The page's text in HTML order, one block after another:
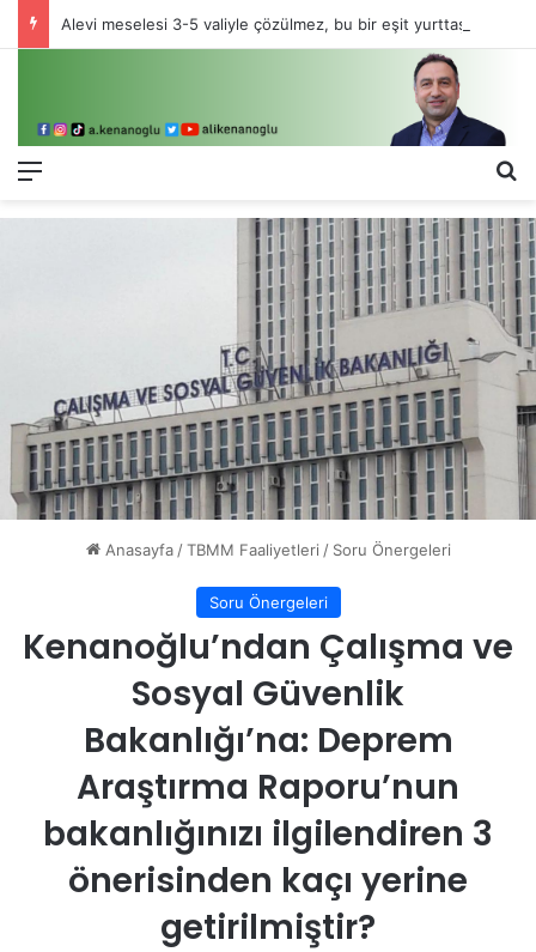
Menü
Anasayfa / TBMM Faaliyetleri / Soru Önergeleri
Soru Önergeleri
Kenanoğlu’ndan Çalışma ve
Sosyal Güvenlik
Bakanlığı’na: Deprem
Araştırma Raporu’nun
bakanlığınızı ilgilendiren 3
önerisinden kaçı yerine
getirilmiştir?